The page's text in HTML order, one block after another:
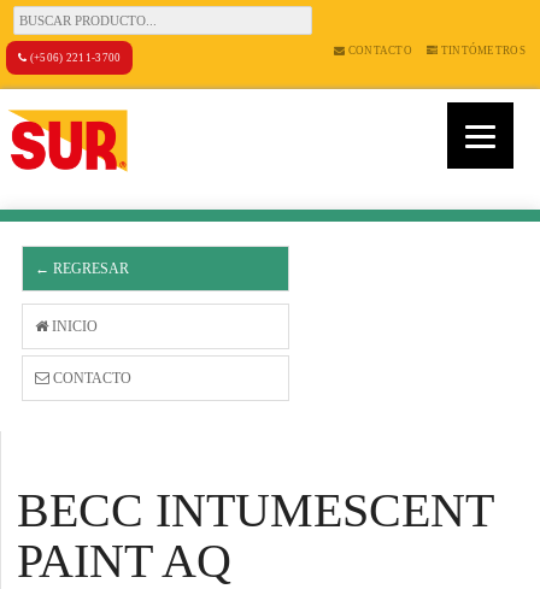
(+506) 2211-3700
CONTACTO TINTÓMETROS
← REGRESAR
INICIO
CONTACTO
BECC INTUMESCENT
PAINT AQ